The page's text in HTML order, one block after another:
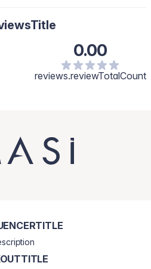
0.00
reviews.reviewTotalCount